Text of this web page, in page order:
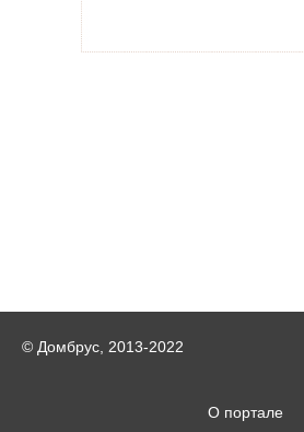
© Домбрус, 2013-2022
О портале